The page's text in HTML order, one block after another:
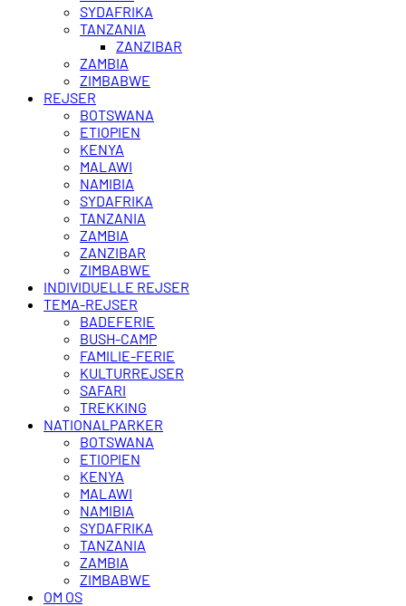
SYDAFRIKA
TANZANIA
ZANZIBAR
ZAMBIA
ZIMBABWE
REJSER
BOTSWANA
ETIOPIEN
KENYA
MALAWI
NAMIBIA
SYDAFRIKA
TANZANIA
ZAMBIA
ZANZIBAR
ZIMBABWE
INDIVIDUELLE REJSER
TEMA-REJSER
BADEFERIE
BUSH-CAMP
FAMILIE-FERIE
KULTURREJSER
SAFARI
TREKKING
NATIONALPARKER
BOTSWANA
ETIOPIEN
KENYA
MALAWI
NAMIBIA
SYDAFRIKA
TANZANIA
ZAMBIA
ZIMBABWE
OM OS